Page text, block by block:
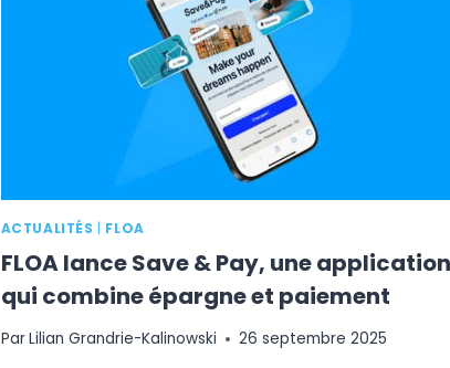
DÉCOUVREZ
COMMENT
MODERNISER
PAIEMENTS
ACTUALITÉS FLOA
FLOA lance Save & Pay, une application
qui combine épargne et paiement
ParLilian Grandrie-Kalinowski 26 septembre 2025